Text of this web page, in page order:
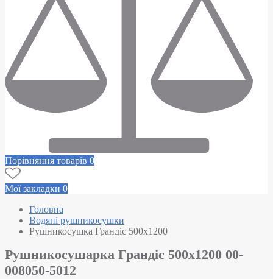
Порівняння товарів 0
Мої закладки 0
Головна
Водяні рушникосушки
Рушникосушка Грандіс 500х1200
Рушникосушарка Грандіс 500х1200 00-
008050-5012